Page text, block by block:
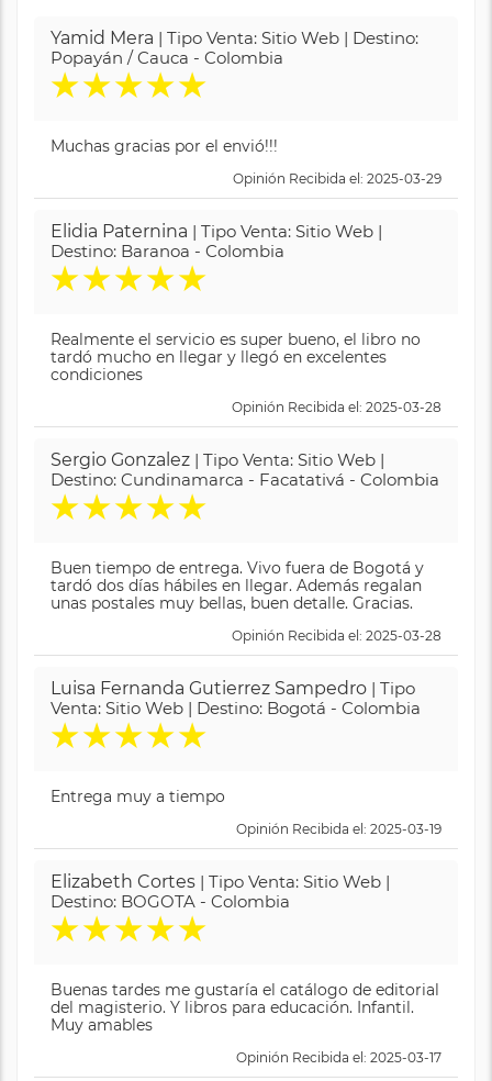
Yamid Mera | Tipo Venta: Sitio Web | Destino:
Popayán / Cauca - Colombia
★★★★★
Muchas gracias por el envió!!!
Opinión Recibida el: 2025-03-29
Elidia Paternina | Tipo Venta: Sitio Web |
Destino: Baranoa - Colombia
★★★★★
Realmente el servicio es super bueno, el libro no
tardó mucho en llegar y llegó en excelentes
condiciones
Opinión Recibida el: 2025-03-28
Sergio Gonzalez | Tipo Venta: Sitio Web |
Destino: Cundinamarca - Facatativá - Colombia
★★★★★
Buen tiempo de entrega. Vivo fuera de Bogotá y
tardó dos días hábiles en llegar. Además regalan
unas postales muy bellas, buen detalle. Gracias.
Opinión Recibida el: 2025-03-28
Luisa Fernanda Gutierrez Sampedro | Tipo
Venta: Sitio Web | Destino: Bogotá - Colombia
★★★★★
Entrega muy a tiempo
Opinión Recibida el: 2025-03-19
Elizabeth Cortes | Tipo Venta: Sitio Web |
Destino: BOGOTA - Colombia
★★★★★
Buenas tardes me gustaría el catálogo de editorial
del magisterio. Y libros para educación. Infantil.
Muy amables
Opinión Recibida el: 2025-03-17